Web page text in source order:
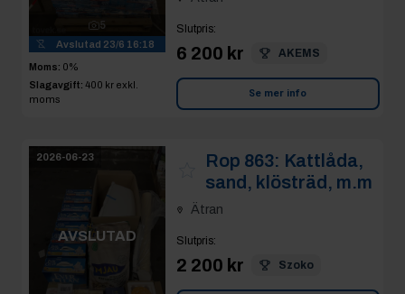
5
Avslutad 23/6 16:18
Moms: 0%
Slagavgift: 400 kr exkl.
moms
Slutpris:
6 200 kr AKEMS
Se mer info
2026-06-23
AVSLUTAD
Rop 863: Kattlåda,
sand, klösträd, m.m
Ätran
Slutpris:
2 200 kr Szoko